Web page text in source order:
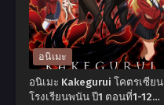
Season 4
มาย
ฮีโร่
อ
คา
อนิเมะ
อนิเมะ Kakegurui โคตรเซียน
โรงเรียนพนัน ปี1 ตอนที่1-12